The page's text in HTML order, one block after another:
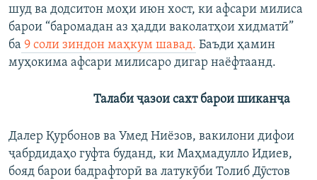
шуд ва додситон моҳи июн хост, ки афсари милиса
барои “баромадан аз ҳадди ваколатҳои хидматӣ”
ба 9 соли зиндон маҳкум шавад. Баъди ҳамин
муҳокима афсари милисаро дигар наёфтаанд.
Талаби ҷазои сахт барои шиканҷа
Далер Қурбонов ва Умед Ниёзов, вакилони дифои
ҷабрдидаҳо гуфта буданд, ки Маҳмадулло Идиев,
бояд барои бадрафторӣ ва латукӯби Толиб Дӯстов